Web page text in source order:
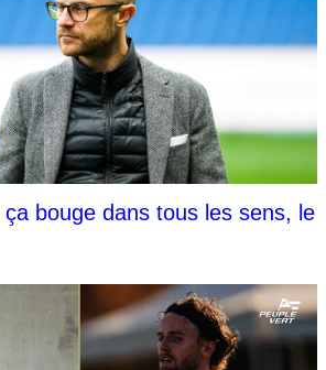
bouge dans tous les sens, le